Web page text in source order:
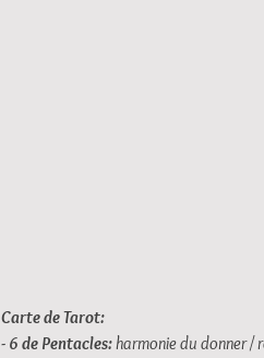
Carte de Tarot:
- 6 de Pentacles: harmonie du donner /